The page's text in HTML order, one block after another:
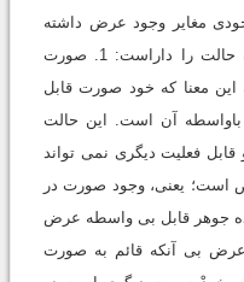
مغایر وجود عرض داشته
باشد نسبت به آن عرض یکى از سه حالت را داراست: 1. صورت
معنا که خود صورت قابل
آن است. این حالت
قابل فعلیت دیگرى نمى تواند
است؛ یعنى، وجود صورت در
جوهر قابل بى واسطه عرض
بى آنکه قائم به صورت